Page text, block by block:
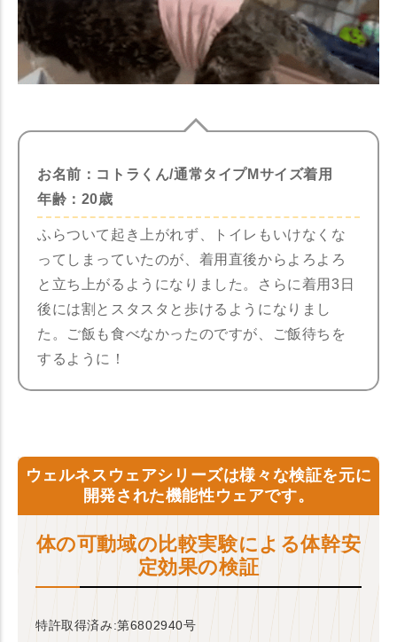
お名前：コトラくん/通常タイプMサイズ着用
年齢：20歳
ふらついて起き上がれず、トイレもいけなくな
ってしまっていたのが、着用直後からよろよろ
と立ち上がるようになりました。さらに着用3日
後には割とスタスタと歩けるようになりまし
た。ご飯も食べなかったのですが、ご飯待ちを
するように！
ウェルネスウェアシリーズは様々な検証を元に
開発された機能性ウェアです。
体の可動域の比較実験による体幹安
定効果の検証
特許取得済み:第6802940号